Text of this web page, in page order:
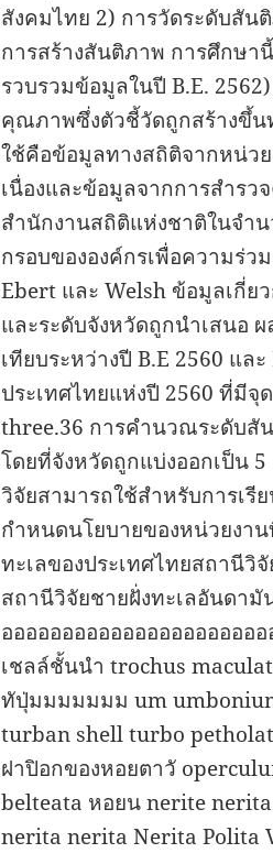
สังคมไทย 2) การวัดระดับสั
การสร้างสันติภาพ การศึกษา
รวบรวมข้อมูลในปี B.E.
คุณภาพซึ่งตัวชี้วัดถูกสร้างขึ้น
ใช้คือข้อมูลทางสถิติจากหน่วย
เนื่องและข้อมูลจากการสำรว
สำนักงานสถิติแห่งชาติในจำ
กรอบขององค์กรเพื่อความร่ว
Ebert และ Welsh ข้อมูลเกี่
และระดับจังหวัดถูกนำเสนอ
เทียบระหว่างปี B.E 2560 แ
ประเทศไทยแห่งปี 2560 ที่มี
three.36 การคำนวณระดับสั
โดยที่จังหวัดถูกแบ่งออกเป็น
วิจัยสามารถใช้สำหรับการเ
กำหนดนโยบายของหน่วยงา
ทะเลของประเทศไทยสถานีวิ
สถานีวิจัยชายฝั่งทะเลอันดามั
ออออออออออออออออออออ
เชลล์ชั้นนำ trochus
ทัปุ่มมมมมมม um
turban shell turbo
ฝาปิอกของหอยตาวั
belteata หอยน nerite
nerita nerita Nerita Polita